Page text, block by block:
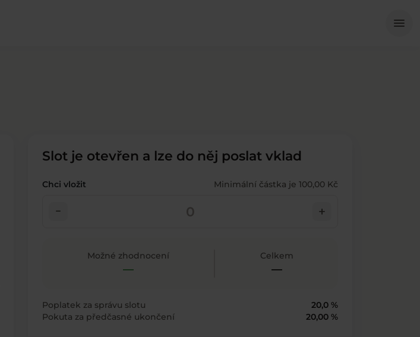
menu
Slot je otevřen a lze do něj poslat vklad
Chci vložit Minimální částka je 100,00 Kč
check_indeterminate_small add
Možné zhodnocení
—
Celkem
—
Poplatek za správu slotu
20,0 %
Pokuta za předčasné ukončení
20,00 %